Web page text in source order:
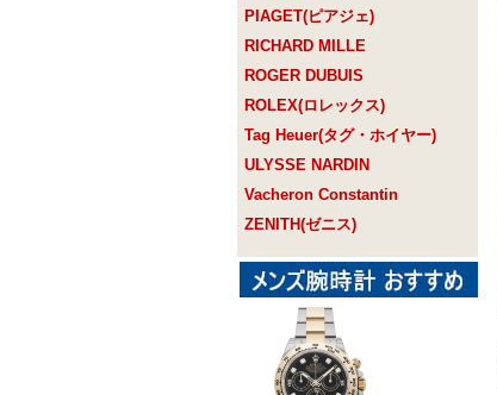
PIAGET(ピアジェ)
RICHARD MILLE
ROGER DUBUIS
ROLEX(ロレックス)
Tag Heuer(タグ・ホイヤー)
ULYSSE NARDIN
Vacheron Constantin
ZENITH(ゼニス)